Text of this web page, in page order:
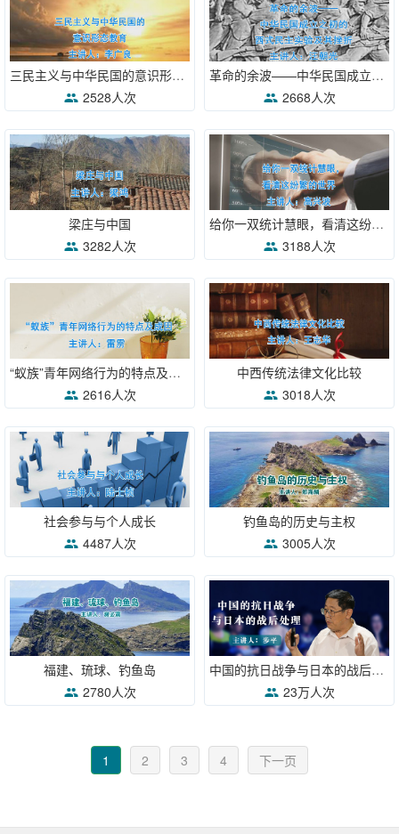
三民主义与中华民国的意识形态教育
2528人次
革命的余波——中华民国成立之初的西式民主实验及其挫折
2668人次
梁庄与中国
3282人次
给你一双统计慧眼，看清这纷繁的世界
3188人次
“蚁族”青年网络行为的特点及成因
2616人次
中西传统法律文化比较
3018人次
社会参与与个人成长
4487人次
钓鱼岛的历史与主权
3005人次
福建、琉球、钓鱼岛
2780人次
中国的抗日战争与日本的战后处理
23万人次
1 2 3 4 下一页